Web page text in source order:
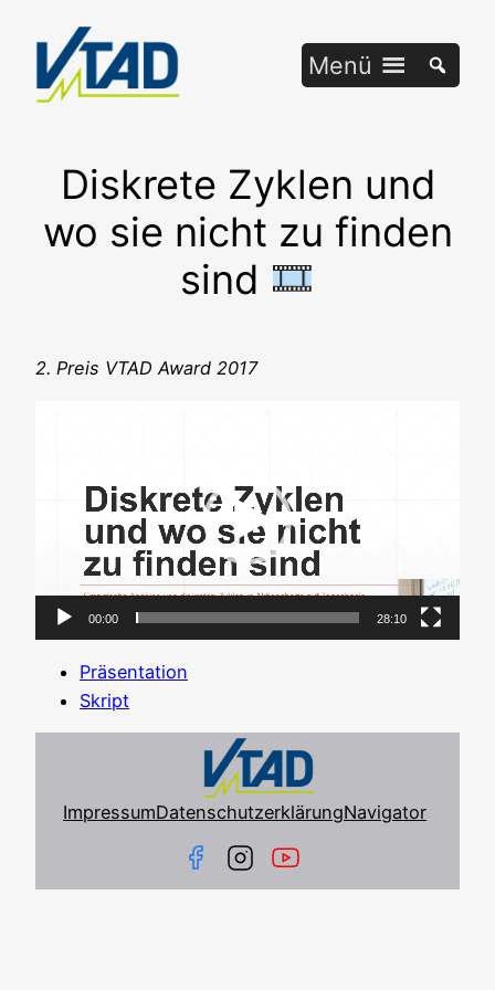
springen
Menü
Diskrete Zyklen und
wo sie nicht zu finden
sind
2. Preis VTAD Award 2017
00:00 28:10
Prä­sen­ta­ti­on
Skript
ImpressumDatenschutzerklärungNavigator